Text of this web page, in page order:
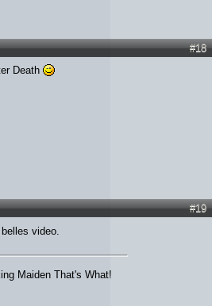
#18
Death
#19
video.
Maiden That's What!